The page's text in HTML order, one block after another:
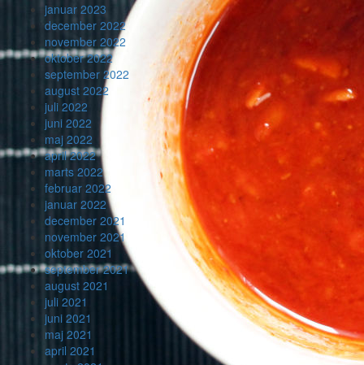
januar 2023
december 2022
november 2022
oktober 2022
september 2022
august 2022
juli 2022
juni 2022
maj 2022
april 2022
marts 2022
februar 2022
januar 2022
december 2021
november 2021
oktober 2021
september 2021
august 2021
juli 2021
juni 2021
maj 2021
april 2021